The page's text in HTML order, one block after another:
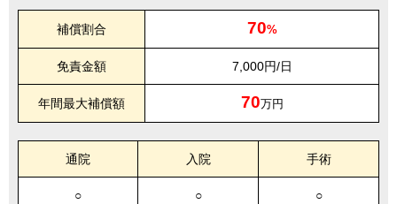
補償割合 70%
免責金額 7,000円/日
年間最大補償額 70万円
通院 入院 手術
○ ○ ○